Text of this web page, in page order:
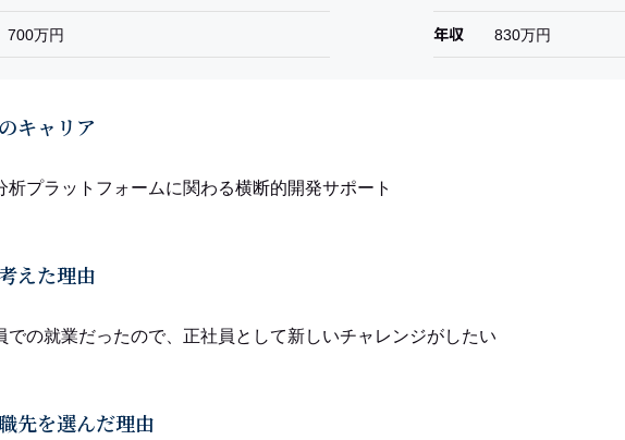
700万円 年収 830万円
キャリア
析プラットフォームに関わる横断的開発サポート
えた理由
での就業だったので、正社員として新しいチャレンジがしたい
先を選んだ理由